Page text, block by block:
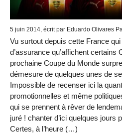
5 juin 2014, écrit par Eduardo Olivares
Vu surtout depuis cette France
d’assurance qu’affichent certains
prochaine Coupe du Monde
démesure de quelques unes de
Impossible de recenser ici la
promotionnelles et même
qui se prennent à rêver de
juré ! chanter d’ici quelques jours
Certes, à l’heure (…)